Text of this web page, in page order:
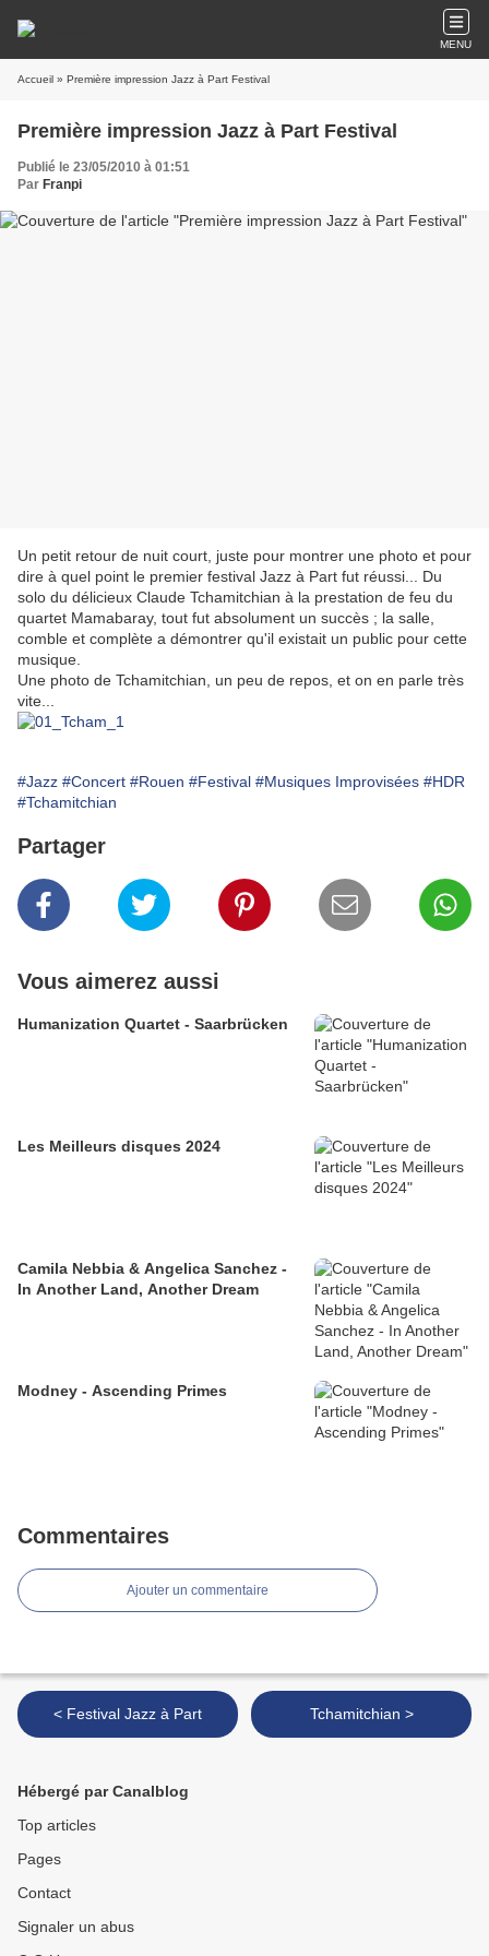
MENU
Accueil » Première impression Jazz à Part Festival
Première impression Jazz à Part Festival
Publié le 23/05/2010 à 01:51
Par Franpi
Un petit retour de nuit court, juste pour montrer une photo et pour
dire à quel point le premier festival Jazz à Part fut réussi... Du
solo du délicieux Claude Tchamitchian à la prestation de feu du
quartet Mamabaray, tout fut absolument un succès ; la salle,
comble et complète a démontrer qu'il existait un public pour cette
musique.
Une photo de Tchamitchian, un peu de repos, et on en parle très
vite...
#Jazz #Concert #Rouen #Festival #Musiques Improvisées #HDR
#Tchamitchian
Partager
Vous aimerez aussi
Humanization Quartet - Saarbrücken
Les Meilleurs disques 2024
Camila Nebbia & Angelica Sanchez -
In Another Land, Another Dream
Modney - Ascending Primes
Commentaires
Ajouter un commentaire
< Festival Jazz à Part Tchamitchian >
Hébergé par Canalblog
Top articles
Pages
Contact
Signaler un abus